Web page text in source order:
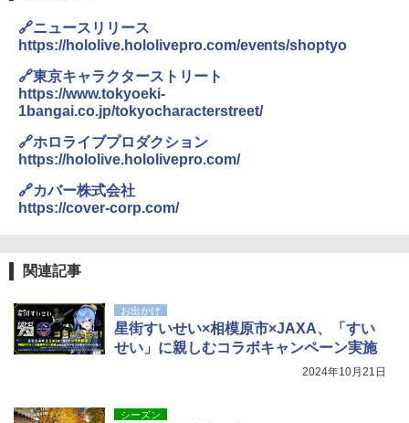
🔗ニュースリリース
https://hololive.hololivepro.com/events/shoptyo
🔗東京キャラクターストリート
https://www.tokyoeki-
1bangai.co.jp/tokyocharacterstreet/
🔗ホロライブプロダクション
https://hololive.hololivepro.com/
🔗カバー株式会社
https://cover-corp.com/
関連記事
お出かけ
星街すいせい×相模原市×JAXA、「すい
せい」に親しむコラボキャンペーン実施
2024年10月21日
シーズン